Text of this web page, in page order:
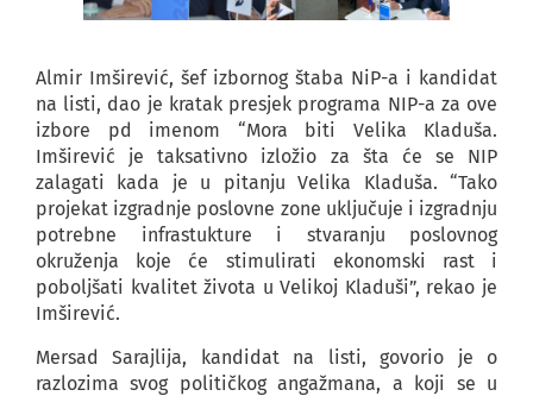
Almir Imširević, šef izbornog štaba NiP-a i kandidat
na listi, dao je kratak presjek programa NIP-a za ove
izbore pd imenom “Mora biti Velika Kladuša.
Imširević je taksativno izložio za šta će se NIP
zalagati kada je u pitanju Velika Kladuša. “Tako
projekat izgradnje poslovne zone uključuje i izgradnju
potrebne infrastukture i stvaranju poslovnog
okruženja koje će stimulirati ekonomski rast i
poboljšati kvalitet života u Velikoj Kladuši”, rekao je
Imširević.
Mersad Sarajlija, kandidat na listi, govorio je o
razlozima svog političkog angažmana, a koji se u